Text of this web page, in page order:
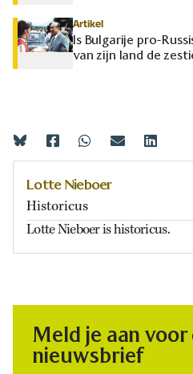
Artikel
Is Bulgarije pro-
van zijn land de
Lotte Nieboer
Historicus
Lotte Nieboer is historicus.
Meld je aan voor
nieuwsbrief